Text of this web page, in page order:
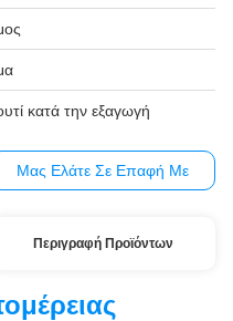
κατά την εξαγωγή
Μας Ελάτε Σε Επαφή Με
Περιγραφή Προϊόντων